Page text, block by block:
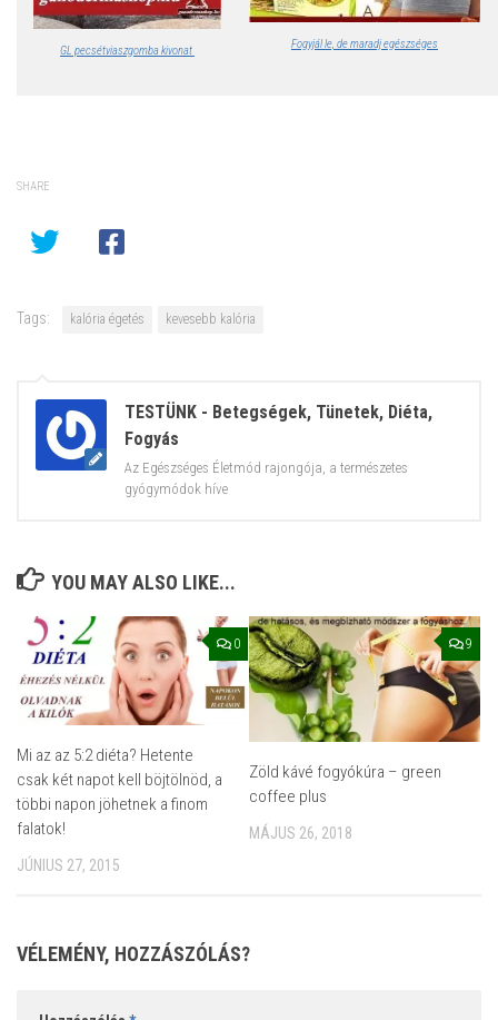
GL pecsétviaszgomba kivonat Fogyjál le, de maradj egészséges
SHARE
Tags: kalória égetés kevesebb kalória
TESTÜNK - Betegségek, Tünetek, Diéta,
Fogyás
Az Egészséges Életmód rajongója, a természetes
gyógymódok híve
YOU MAY ALSO LIKE...
0
Mi az az 5:2 diéta? Hetente
csak két napot kell böjtölnöd, a
többi napon jöhetnek a finom
falatok!
JÚNIUS 27, 2015
9
Zöld kávé fogyókúra – green
coffee plus
MÁJUS 26, 2018
VÉLEMÉNY, HOZZÁSZÓLÁS?